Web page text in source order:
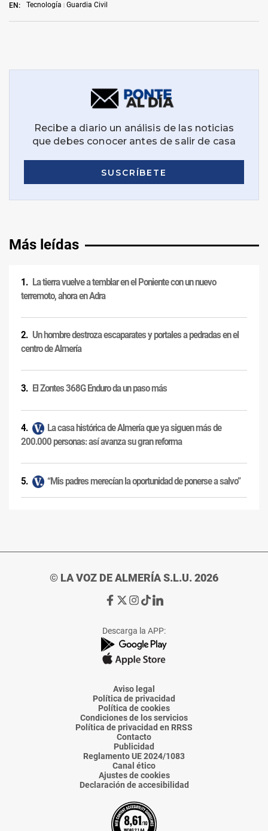
EN: Tecnología Guardia Civil
Más leídas
La tierra vuelve a temblar en el Poniente con un nuevo
terremoto, ahora en Adra
Un hombre destroza escaparates y portales a pedradas en el
centro de Almería
El Zontes 368G Enduro da un paso más
La casa histórica de Almería que ya siguen más de
200.000 personas: así avanza su gran reforma
“Mis padres merecían la oportunidad de ponerse a salvo”
© LA VOZ DE ALMERÍA S.L.U. 2026
Ir
de
La
Voz
Almería
Ir
de
La
Voz
Almería
Ir
de
La
Voz
Almería
Ir
de
La
Voz
Almería
Ir
de
La
Voz
Descarga la APP:
Aviso legal
Política de privacidad
Política de cookies
Condiciones de los servicios
Política de privacidad en RRSS
Contacto
Publicidad
Reglamento UE 2024/1083
Canal ético
Ajustes de cookies
Declaración de accesibilidad